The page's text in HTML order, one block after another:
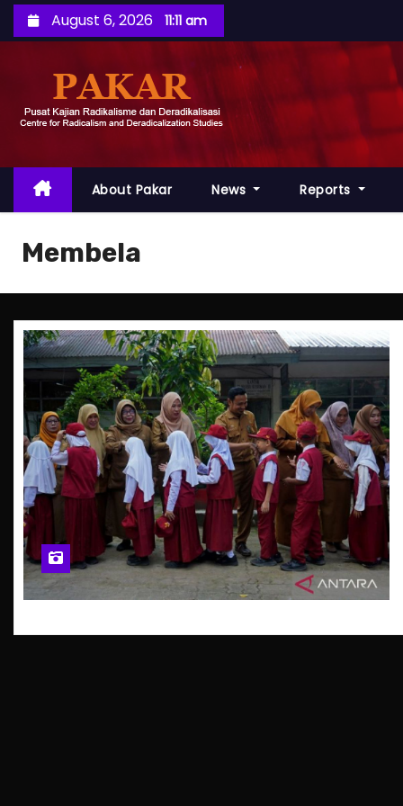
k
c
n
n
August 6, 2026 11:11 am
About Pakar News Reports
Membela